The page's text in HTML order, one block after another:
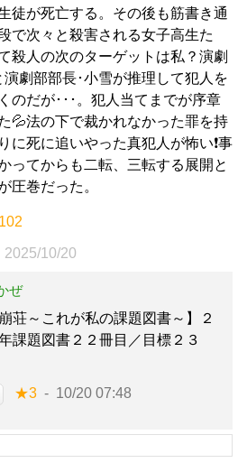
徒が死亡する。その後も筋書き通
で次々と殺害される女子高生た
殺人の次のターゲットは私？演劇
演劇部部長･小雪が推理して犯人を
のだが･･･。犯人当てまでが序章
💦法の下で裁かれなかった罪を持
に死に追いやった真犯人が怖い❗事
ってからも二転、三転する展開と
圧巻だった。
2025/10/20
ぜ
崩荘～これが私の課題図書～】２
課題図書２２冊目／目標２３
★3 10/20 07:48